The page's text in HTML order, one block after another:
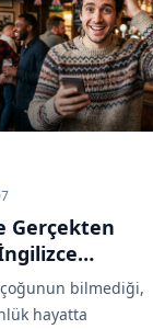
Gerçekten
Kadar
çoğunun bilmediği,
hayatta